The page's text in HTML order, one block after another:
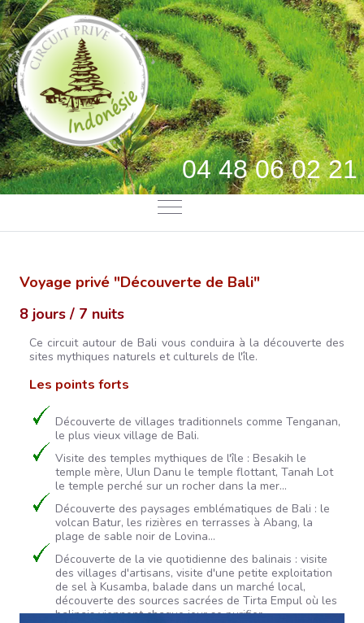
04 48 06 02 21
Mobile Menu Toggle
Voyage privé "Découverte de Bali"
8 jours / 7 nuits
Ce circuit autour de Bali vous conduira à la découverte des
sites mythiques naturels et culturels de l'île.
Les points forts
Découverte de villages traditionnels comme Tenganan,
le plus vieux village de Bali.
Visite des temples mythiques de l'île : Besakih le
temple mère, Ulun Danu le temple flottant, Tanah Lot
le temple perché sur un rocher dans la mer...
Découverte des paysages emblématiques de Bali : le
volcan Batur, les rizières en terrasses à Abang, la
plage de sable noir de Lovina...
Découverte de la vie quotidienne des balinais : visite
des villages d'artisans, visite d'une petite exploitation
de sel à Kusamba, balade dans un marché local,
découverte des sources sacrées de Tirta Empul où les
balinais viennent chaque jour se purifier.